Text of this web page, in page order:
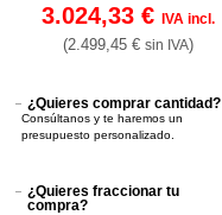
3.024,33 € IVA incl.
(2.499,45 € sin IVA)
¿Quieres comprar cantidad?
Consúltanos y te haremos un
presupuesto personalizado.
¿Quieres fraccionar tu
compra?